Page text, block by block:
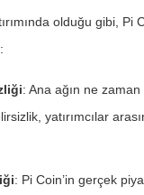
olduğu gibi, Pi
: Ana ağın ne zaman
yatırımcılar
: Pi Coin’in gerçek